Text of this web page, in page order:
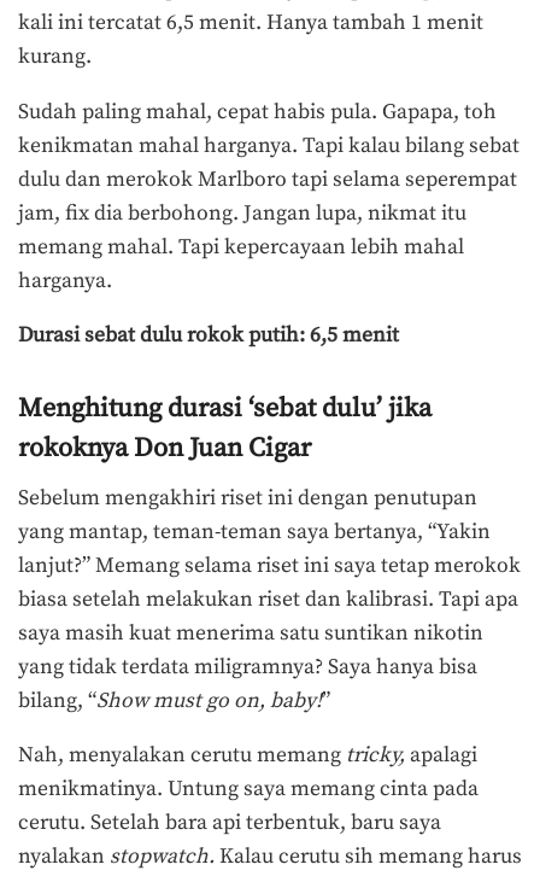
kali ini tercatat 6,5 menit. Hanya tambah 1 menit
kurang.
Sudah paling mahal, cepat habis pula. Gapapa, toh
kenikmatan mahal harganya. Tapi kalau bilang sebat
dulu dan merokok Marlboro tapi selama seperempat
jam, fix dia berbohong. Jangan lupa, nikmat itu
memang mahal. Tapi kepercayaan lebih mahal
harganya.
Durasi sebat dulu rokok putih: 6,5 menit
Menghitung durasi ‘sebat dulu’ jika
rokoknya Don Juan Cigar
Sebelum mengakhiri riset ini dengan penutupan
yang mantap, teman-teman saya bertanya, “Yakin
lanjut?” Memang selama riset ini saya tetap merokok
biasa setelah melakukan riset dan kalibrasi. Tapi apa
saya masih kuat menerima satu suntikan nikotin
yang tidak terdata miligramnya? Saya hanya bisa
bilang, “Show must go on, baby!”
Nah, menyalakan cerutu memang tricky, apalagi
menikmatinya. Untung saya memang cinta pada
cerutu. Setelah bara api terbentuk, baru saya
nyalakan stopwatch.Kalau cerutu sih memang harus